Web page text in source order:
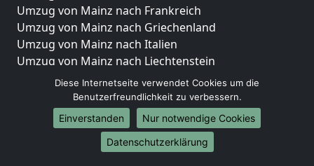
Umzug von Mainz nach Frankreich
Umzug von Mainz nach Griechenland
Umzug von Mainz nach Italien
Umzug von Mainz nach Liechtenstein
Umzug von Mainz nach Luxemburg
Umzug von Mainz nach Niederlande
Umzug von Mainz nach Norwegen
Umzüge-Deutschlandweit
Diese Internetseite verwendet Cookies um die
Benutzerfreundlichkeit zu verbessern.
Einverstanden
Nur notwendige Cookies
Datenschutzerklärung